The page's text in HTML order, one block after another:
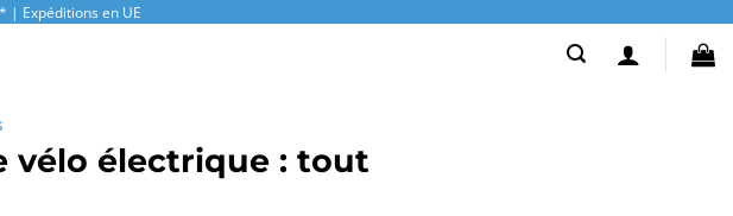
| Expéditions en UE
vélo électrique : tout